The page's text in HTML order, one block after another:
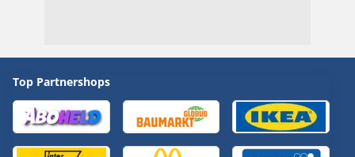
Top Partnershops